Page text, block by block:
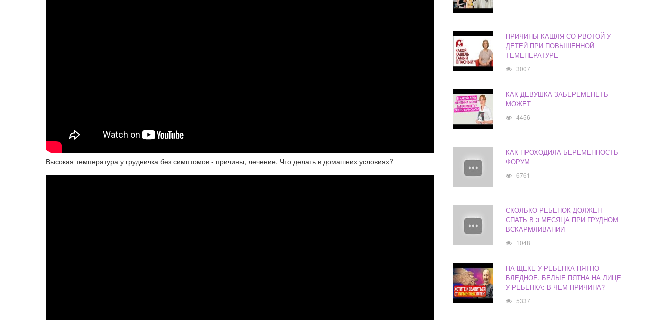
Высокая температура у грудничка без симптомов - причины, лечение. Что делать в домашних условиях?
ПРИЧИНЫ КАШЛЯ СО РВОТОЙ У
ДЕТЕЙ ПРИ ПОВЫШЕННОЙ
ТЕМЕПЕРАТУРЕ
3007
КАК ДЕВУШКА ЗАБЕРЕМЕНЕТЬ
МОЖЕТ
4456
КАК ПРОХОДИЛА БЕРЕМЕННОСТЬ
ФОРУМ
6761
СКОЛЬКО РЕБЕНОК ДОЛЖЕН
СПАТЬ В 3 МЕСЯЦА ПРИ ГРУДНОМ
ВСКАРМЛИВАНИИ
1048
НА ЩЕКЕ У РЕБЕНКА ПЯТНО
БЛЕДНОЕ. БЕЛЫЕ ПЯТНА НА ЛИЦЕ
У РЕБЕНКА: В ЧЕМ ПРИЧИНА?
5337